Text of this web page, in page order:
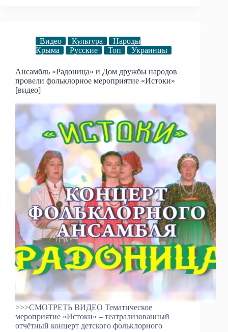
Видео Культура
Народы
Крыма
Русские Топ Украинцы
Ансамбль «Радоница» и Дом дружбы народов
провели фольклорное мероприятие «Истоки»
[видео]
>>>СМОТРЕТЬ ВИДЕО Тематическое
мероприятие «Истоки» – театрализованный
отчётный концерт детского фольклорного